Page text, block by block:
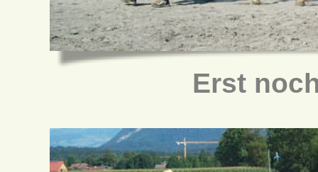
Erst